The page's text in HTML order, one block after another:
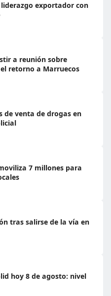
exportador con
a reunión sobre
retorno a Marruecos
de venta de drogas en
7 millones para
tras salirse de la vía en
hoy 8 de agosto: nivel